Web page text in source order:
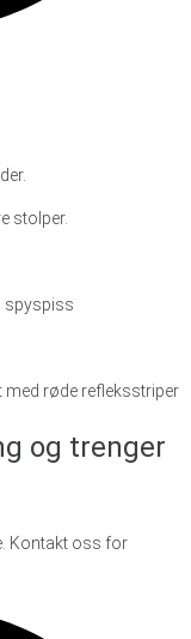
stolper.
spyspiss
røde refleksstriper
og trenger
Kontakt oss for